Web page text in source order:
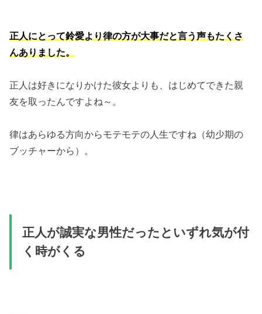
正人にとって鈴愛より律の方が大事だと言う声もたくさ
んありました。
正人は好きになりかけた彼女よりも、はじめてできた親
友を取ったんですよね～。
律はあらゆる方向からモテモテの人生ですね（幼少期の
ブッチャーから）。
正人が誠実な男性だったといずれ気が付
く時がくる